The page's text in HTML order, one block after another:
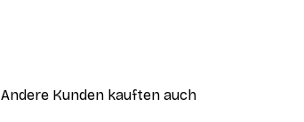
Andere Kunden kauften auch